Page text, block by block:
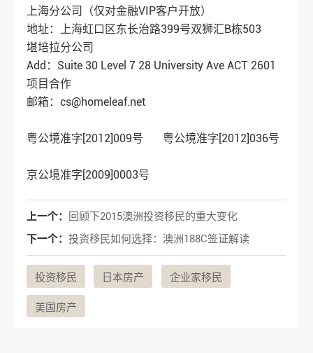
上海分公司（仅对金融VIP客户开放）
地址：上海虹口区东长治路399号双狮汇B栋503
堪培拉分公司
Add：Suite 30 Level 7 28 University Ave ACT 2601
项目合作
邮箱：cs@homeleaf.net
粤公境准字[2012]009号 粤公境准字[2012]036号
京公境准字[2009]0003号
上一个：
回顾下2015澳洲投资移民的重大变化
下一个： 投资移民如何选择：澳洲188C签证解读
投资移民 日本房产 企业家移民
美国房产